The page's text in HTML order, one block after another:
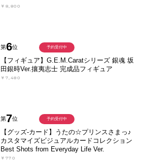
￥8,800
第6位
【フィギュア】G.E.M.Caratシリーズ 銀魂 坂
田銀時Ver.攘夷志士 完成品フィギュア
￥7,480
予約受付中
第7位
【グッズ-カード】うたの☆プリンスさまっ♪
カスタマイズビジュアルカードコレクション
Best Shots from Everyday Life Ver.
￥770
予約受付中